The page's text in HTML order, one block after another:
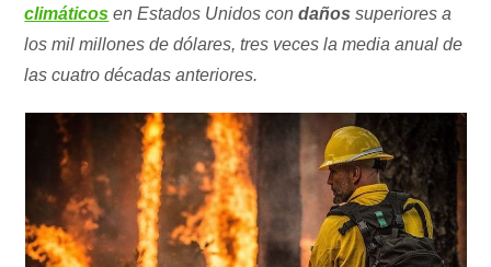
climáticos en Estados Unidos condaños superiores a
los mil millones de dólares, tres veces la media anual de
las cuatro décadas anteriores.